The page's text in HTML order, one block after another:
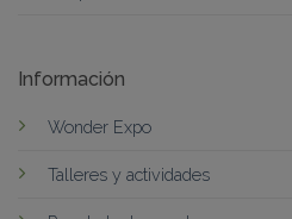
Información
Wonder Expo
Talleres y actividades